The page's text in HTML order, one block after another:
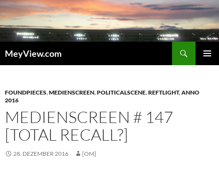
Zum
Inhalt
springen
MeyView.com
FOUNDPIECES,MEDIENSCREEN,POLITICALSCENE,REFTLIGHT,ANNO
2016
MEDIENSCREEN # 147
[TOTAL RECALL?]
28. DEZEMBER 2016 [OM]